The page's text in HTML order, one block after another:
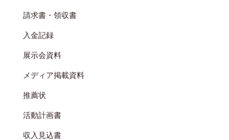
請求書・領収書
入金記録
展示会資料
メディア掲載資料
推薦状
活動計画書
収入見込書